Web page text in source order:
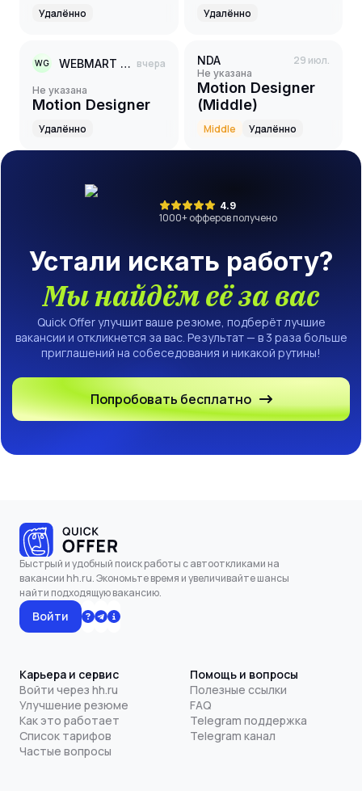
Удалённо
Character
Animator
Удалённо
WG WEBMART GROUP вчера
Не указана
Motion Designer
Удалённо
NDA 29 июл.
Не указана
Motion Designer
(Middle)
Middle Удалённо
4.9
1000+ офферов получено
Устали искать работу?
Мы найдём её за вас
Quick Offer улучшит ваше резюме, подберёт лучшие
вакансии и откликнется за вас. Результат — в 3 раза больше
приглашений на собеседования и никакой рутины!
Попробовать бесплатно
Быстрый и удобный поиск работы с автооткликами на
вакансии hh.ru. Экономьте время и увеличивайте шансы
найти подходящую вакансию.
Войти
Карьера и сервис
Войти через hh.ru
Улучшение резюме
Как это работает
Список тарифов
Частые вопросы
Помощь и вопросы
Полезные ссылки
FAQ
Telegram поддержка
Telegram канал